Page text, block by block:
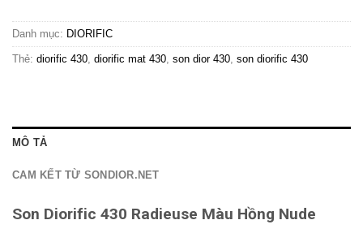
Danh mục: DIORIFIC
Thẻ: diorific 430 diorific mat 430 son dior 430 son diorific 430
MÔ TẢ
CAM KẾT TỪ SONDIOR.NET
Son Diorific 430 Radieuse Màu Hồng Nude